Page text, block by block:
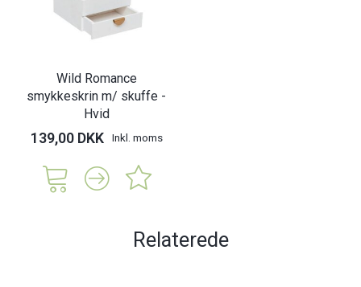
Wild Romance
smykkeskrin m/ skuffe -
Hvid
139,00 DKK Inkl. moms
Relaterede